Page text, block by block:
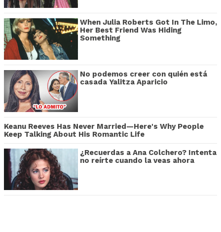
When Julia Roberts Got In The Limo,
Her Best Friend Was Hiding
Something
No podemos creer con quién está
casada Yalitza Aparicio
Keanu Reeves Has Never Married—Here's Why People
Keep Talking About His Romantic Life
¿Recuerdas a Ana Colchero? Intenta
no reírte cuando la veas ahora